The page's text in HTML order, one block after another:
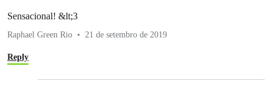
Sensacional! &lt;3
Raphael Green Rio 21 de setembro de 2019
Reply